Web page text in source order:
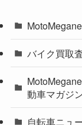
バイク買取
動車マガジ
自転車ニュ